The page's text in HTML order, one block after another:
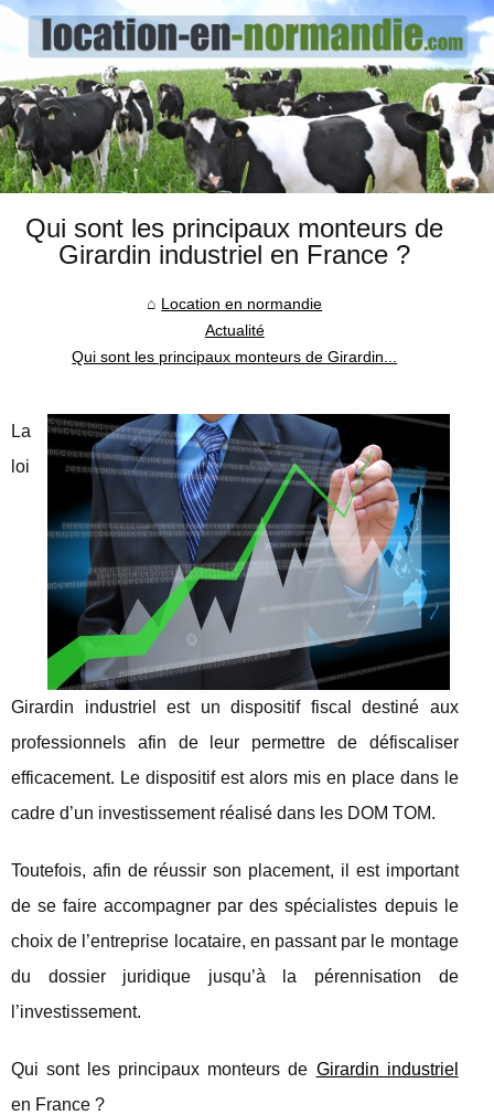
Qui sont les principaux monteurs de
Girardin industriel en France ?
Location en normandie
Actualité
Qui sont les principaux monteurs de Girardin...
La
loi
Girardin industriel est un dispositif fiscal destiné aux
professionnels afin de leur permettre de défiscaliser
efficacement. Le dispositif est alors mis en place dans le
cadre d’un investissement réalisé dans les DOM TOM.
Toutefois, afin de réussir son placement, il est important
de se faire accompagner par des spécialistes depuis le
choix de l’entreprise locataire, en passant par le montage
du dossier juridique jusqu’à la pérennisation de
l’investissement.
Qui sont les principaux monteurs de Girardin industriel
en France ?